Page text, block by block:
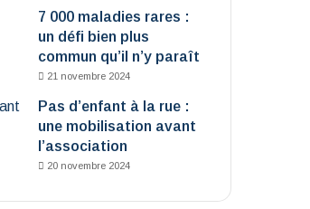
7 000 maladies rares :
un défi bien plus
commun qu’il n’y paraît
21 novembre 2024
Pas d’enfant à la rue :
une mobilisation avant
l’association
20 novembre 2024